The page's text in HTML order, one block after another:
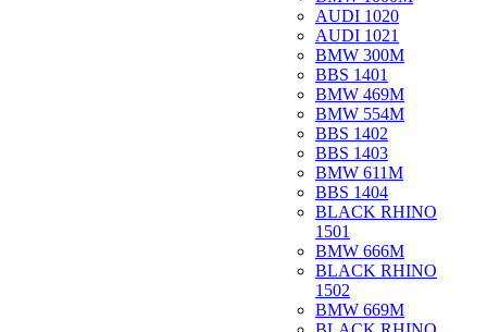
AUDI 1020
AUDI 1021
BMW 300M
BBS 1401
BMW 469M
BMW 554M
BBS 1402
BBS 1403
BMW 611M
BBS 1404
BLACK RHINO
1501
BMW 666M
BLACK RHINO
1502
BMW 669M